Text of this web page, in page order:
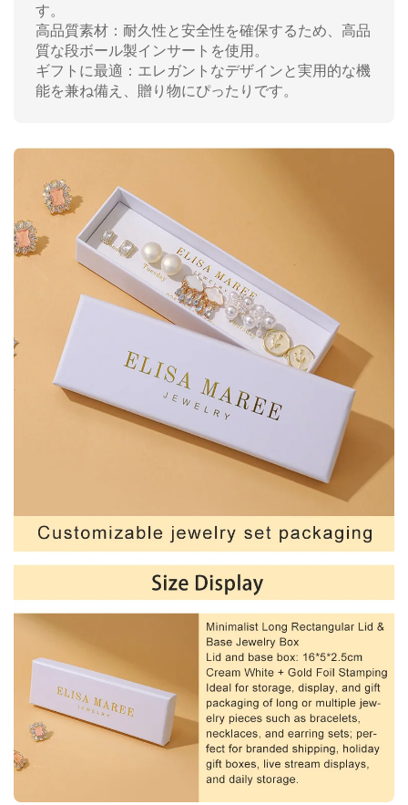
す。
高品質素材：耐久性と安全性を確保するため、高品
質な段ボール製インサートを使用。
ギフトに最適：エレガントなデザインと実用的な機
能を兼ね備え、贈り物にぴったりです。